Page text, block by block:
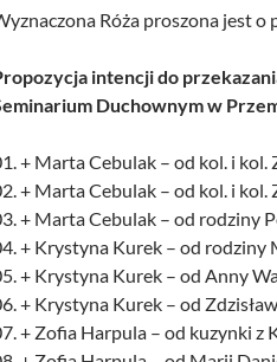
Róża proszona jest
intencji do
Duchownym w
+ Marta Cebulak – od kol. i kol.
+ Marta Cebulak – od kol. i kol.
+ Marta Cebulak – od rodziny
+ Krystyna Kurek – od rodziny
+ Krystyna Kurek – od Anny
+ Krystyna Kurek – od
+ Zofia Harpula – od kuzynki z